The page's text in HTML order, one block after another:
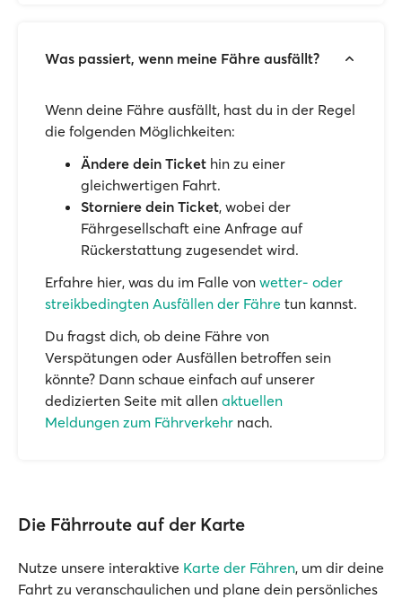
Was passiert, wenn meine Fähre ausfällt?
Wenn deine Fähre ausfällt, hast du in der Regel
die folgenden Möglichkeiten:
Ändere dein Ticket hin zu einer
gleichwertigen Fahrt.
Storniere dein Ticket, wobei der
Fährgesellschaft eine Anfrage auf
Rückerstattung zugesendet wird.
Erfahre hier, was du im Falle von wetter- oder
streikbedingten Ausfällen der Fähre tun kannst.
Du fragst dich, ob deine Fähre von
Verspätungen oder Ausfällen betroffen sein
könnte? Dann schaue einfach auf unserer
dedizierten Seite mit allen aktuellen
Meldungen zum Fährverkehr nach.
Die Fährroute auf der Karte
Nutze unsere interaktive Karte der Fähren, um dir deine
Fahrt zu veranschaulichen und plane dein persönliches